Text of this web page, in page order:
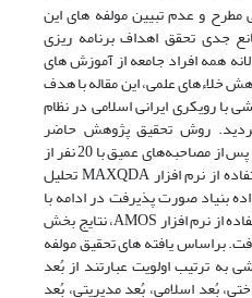
و عدم تبیین مولفه های این
جدی تحقق اهداف برنامه ریزی
همه افراد جامعه از آموزش های
خلاء‌های علمی، این مقاله با هدف
با رویکری ایرانی اسلامی در نظام
روش تحقیق پژوهش حاضر
به‌صورت آمیخته اکتشافی انجام و پس از مصاحبه‌های عمیق با 20 نفر از
صاحب‌نظران حوزه آموزش با استفاده از نرم افزار MAXQDA تحلیل
‌بنیاد صورت پذیرفت در ادامه با
روش‌ تحلیل عاملی تائیدی و با استفاده از نرم افزار AMOS، نتایج بخش
براساس یافته های تحقیق مولفه
ترتیب اولویت عبارتند از بُعد
بُعد اسلامی، بُعد مدیریتی، بُعد